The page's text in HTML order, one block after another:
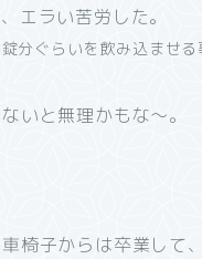
エラい苦労した。
分ぐらいを飲み込ませる
いと無理かもな～。
椅子からは卒業して